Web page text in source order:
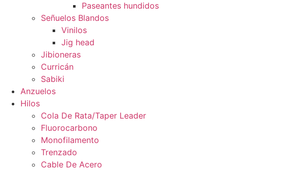
Paseantes hundidos
Señuelos Blandos
Vinilos
Jig head
Jibioneras
Curricán
Sabiki
Anzuelos
Hilos
Cola De Rata/Taper Leader
Fluorocarbono
Monofilamento
Trenzado
Cable De Acero